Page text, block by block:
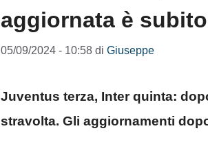
aggiornata è
05/09/2024 - 10:58 di Giuseppe
Juventus terza, Inter quinta:
stravolta. Gli aggiornamenti